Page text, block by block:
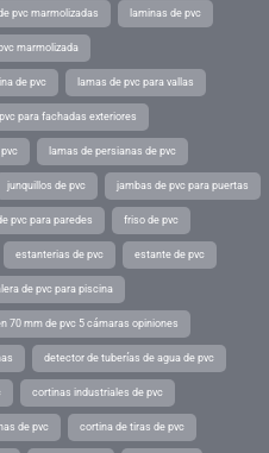
pvc marmolizadas laminas de pvc
marmolizada
de pvc lamas de pvc para vallas
para fachadas exteriores
pvc lamas de persianas de pvc
junquillos de pvc jambas de pvc para puertas
pvc para paredes friso de pvc
estanterias de pvc estante de pvc
de pvc para piscina
70 mm de pvc 5 cámaras opiniones
detector de tuberías de agua de pvc
cortinas industriales de pvc
de pvc cortina de tiras de pvc